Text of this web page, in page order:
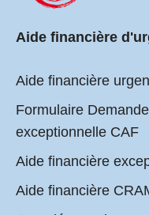
Aide financière
Aide financière
Formulaire
exceptionnelle CAF
Aide financière
Aide financière